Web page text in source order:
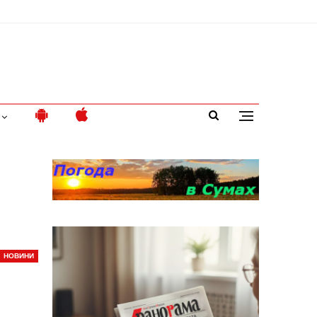
НОВИНИ